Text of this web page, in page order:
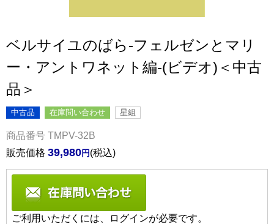
ベルサイユのばら-フェルゼンとマリ
ー・アントワネット編-(ビデオ)＜中古
品＞
中古品 在庫問い合わせ 星組
商品番号 TMPV-32B
販売価格 39,980 税込
ご利用いただくには、ログインが必要です。